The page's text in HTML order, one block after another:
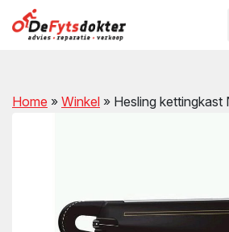
Home » Winkel » Hesling kettingkast